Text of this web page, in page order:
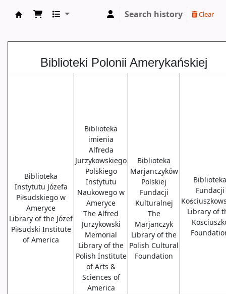
Search history Clear
Biblioteki Polonii Amerykańskiej
Biblioteka
Instytutu Józefa
Piłsudskiego w
Ameryce
Library of the Józef
Piłsudski Institute
of America
Biblioteka
imienia
Alfreda
Jurzykowskiego
Polskiego
Instytutu
Naukowego w
Ameryce
The Alfred
Jurzykowski
Memorial
Library of the
Polish Institute
of Arts &
Sciences of
America
Biblioteka
Marjanczyków
Polskiej
Fundacji
Kulturalnej
The
Marjanczyk
Library of the
Polish Cultural
Foundation
Biblioteka
Fundacji
Library of